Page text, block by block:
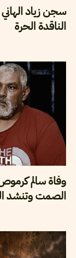
سجن زياد
الناقدة الحرة
وفاة سالم
الصمت وتنشد